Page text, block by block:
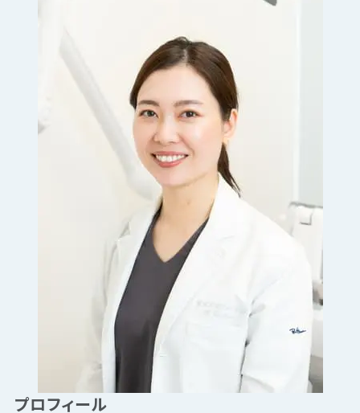
プロフィール